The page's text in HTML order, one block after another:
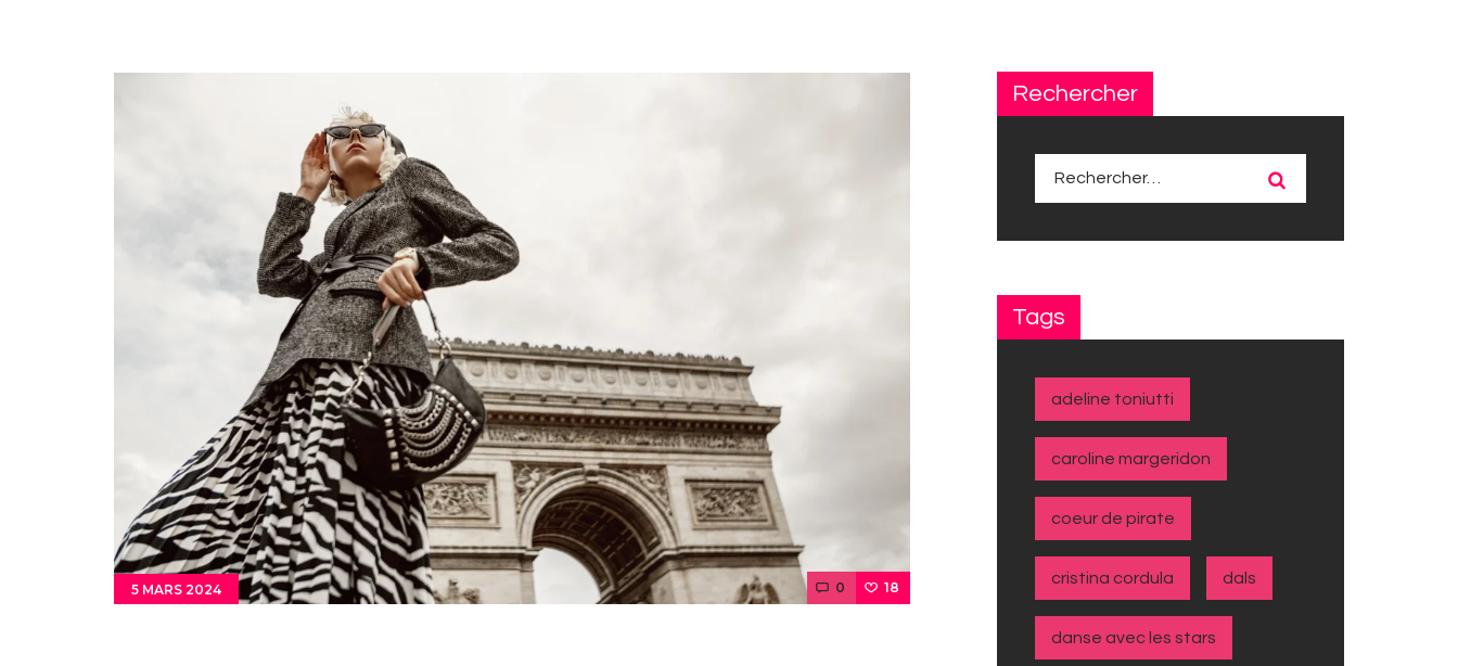
5 MARS 2024 0 18
Rechercher
Tags
adeline toniutti
caroline margeridon
coeur de pirate
cristina cordula dals
danse avec les stars